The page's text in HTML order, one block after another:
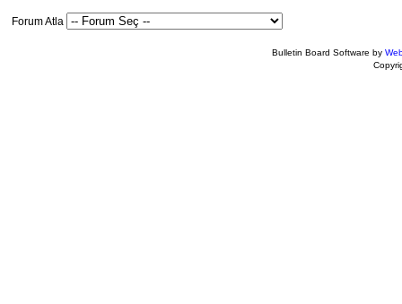
Forum Atla
Bulletin Board Software by